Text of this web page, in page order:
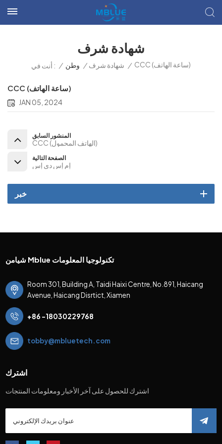
شهادة شرف
أنت في : / وطن / شهادة شرف / CCC (ساعة الهاتف)
CCC (ساعة الهاتف)
JAN 05, 2024
المنشور السابق
CCC (الهاتف المحمول)
الصفحة التالية
إم إس دي إس
خبر
شيامن Mblue تكنولوجيا المعلومات
Room 301, Building A, Taidi Haixi Centre, No.891, Haicang
Avenue, Haicang Disrtict, Xiamen
+86 -18030229768
tobby@mbluetech.com
اشترك
اشترك للحصول على آخر الأخبار ومعلومات المنتجات